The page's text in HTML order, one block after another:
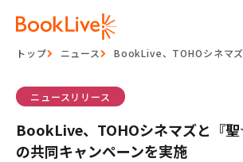
トップ ニュース BookLive、TOHOシネマ
ニュースリリース
BookLive、TOHOシネマズと『聖
の共同キャンペーンを実施